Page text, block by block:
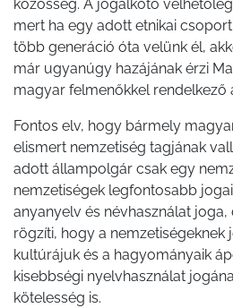
közösség. A jogalkotó
mert ha egy adott etnikai
több generáció óta velünk él,
már ugyanúgy hazájának érzi
magyar felmenőkkel rendelkező
Fontos elv, hogy bármely
elismert nemzetiség tagjának
adott állampolgár csak egy
nemzetiségek legfontosabb
anyanyelv és névhasználat
rögzíti, hogy a nemzetiségeknek
kultúrájuk és a hagyományaik
kisebbségi nyelvhasználat
kötelesség is.